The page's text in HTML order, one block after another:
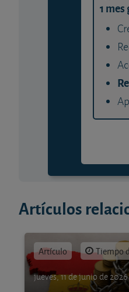
1
Artículos
Artículo Tiempo
jueves, 11 de junio de 2026